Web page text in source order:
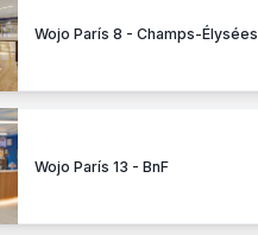
Wojo París 8 - Champs-Élysées
Wojo París 13 - BnF